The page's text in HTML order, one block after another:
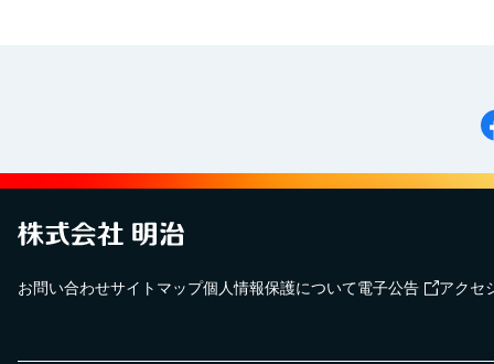
お問い合わせサイトマップ個人情報保護について電子公告 アクセ